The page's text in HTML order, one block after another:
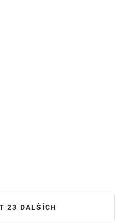
23 DALŠÍCH